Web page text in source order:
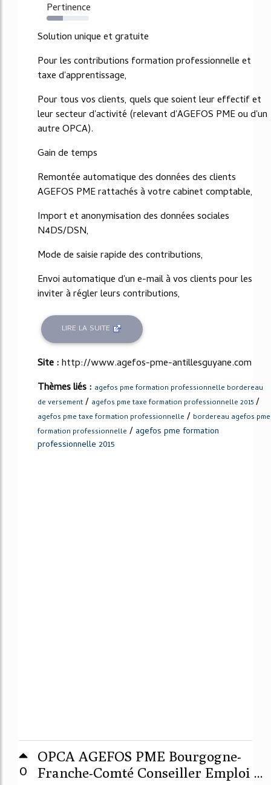
Pertinence
38%
Solution unique et gratuite
Pour les contributions formation professionnelle et
taxe d'apprentissage,
Pour tous vos clients, quels que soient leur effectif et
leur secteur d'activité (relevant d'AGEFOS PME ou d'un
autre OPCA).
Gain de temps
Remontée automatique des données des clients
AGEFOS PME rattachés à votre cabinet comptable,
Import et anonymisation des données sociales
N4DS/DSN,
Mode de saisie rapide des contributions,
Envoi automatique d'un e-mail à vos clients pour les
inviter à régler leurs contributions,
LIRE LA SUITE
Site :http://www.agefos-pme-antillesguyane.com
Thèmes liés : agefos pme formation professionnelle bordereau
de versement / agefos pme taxe formation professionnelle 2015 /
agefos pme taxe formation professionnelle / bordereau agefos pme
formation professionnelle /agefos pme formation
professionnelle 2015
0
OPCA AGEFOS PME Bourgogne-
Franche-Comté Conseiller Emploi ...